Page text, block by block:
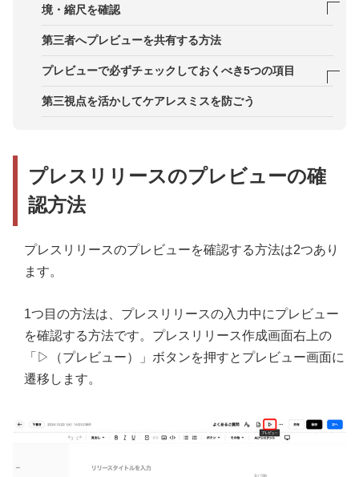
境・縮尺を確認
1．ブラウザの表示縮尺を確認
2．パソコンの設定を確認
第三者へプレビューを共有する方法
プレビューで必ずチェックしておくべき5つの項目
1．パッと見で目を引くタイトルか
4．意味が正確に伝わるか
第三視点を活かしてケアレスミスを防ごう
プレスリリースのプレビューの確
認方法
プレスリリースのプレビューを確認する方法は2つあり
ます。
1つ目の方法は、プレスリリースの入力中にプレビュー
を確認する方法です。プレスリリース作成画面右上の
「▷（プレビュー）」ボタンを押すとプレビュー画面に
遷移します。